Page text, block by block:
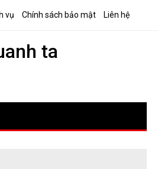
vụ Chính sách bảo mật Liên hệ
ta